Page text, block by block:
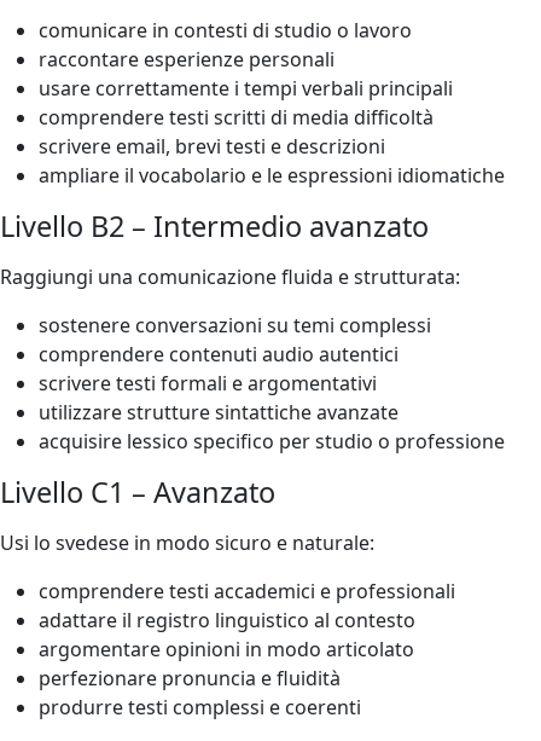
comunicare in contesti di studio o lavoro
raccontare esperienze personali
usare correttamente i tempi verbali principali
comprendere testi scritti di media difficoltà
scrivere email, brevi testi e descrizioni
ampliare il vocabolario e le espressioni idiomatiche
Livello B2 – Intermedio avanzato
Raggiungi una comunicazione fluida e strutturata:
sostenere conversazioni su temi complessi
comprendere contenuti audio autentici
scrivere testi formali e argomentativi
utilizzare strutture sintattiche avanzate
acquisire lessico specifico per studio o professione
Livello C1 – Avanzato
Usi lo svedese in modo sicuro e naturale:
comprendere testi accademici e professionali
adattare il registro linguistico al contesto
argomentare opinioni in modo articolato
perfezionare pronuncia e fluidità
produrre testi complessi e coerenti